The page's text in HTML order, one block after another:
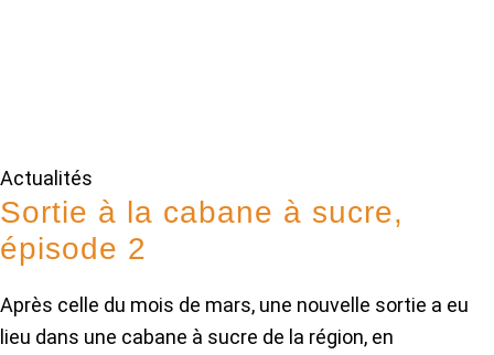
Actualités
Sortie à la cabane à sucre,
épisode 2
Après celle du mois de mars, une nouvelle sortie a eu
lieu dans une cabane à sucre de la région, en